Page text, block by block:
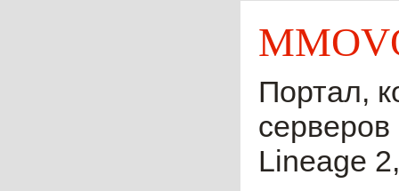
Портал,
Lineage